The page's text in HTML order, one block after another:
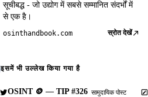
सूचीबद्ध - जो उद्योग में सबसे सम्मानित संदर्भों में
से एक है।
osinthandbook.com स्रोत देखें
इसमें भी उल्लेख किया गया है
OSINT 🪙 — TIP #326 सामुदायिक पोस्ट